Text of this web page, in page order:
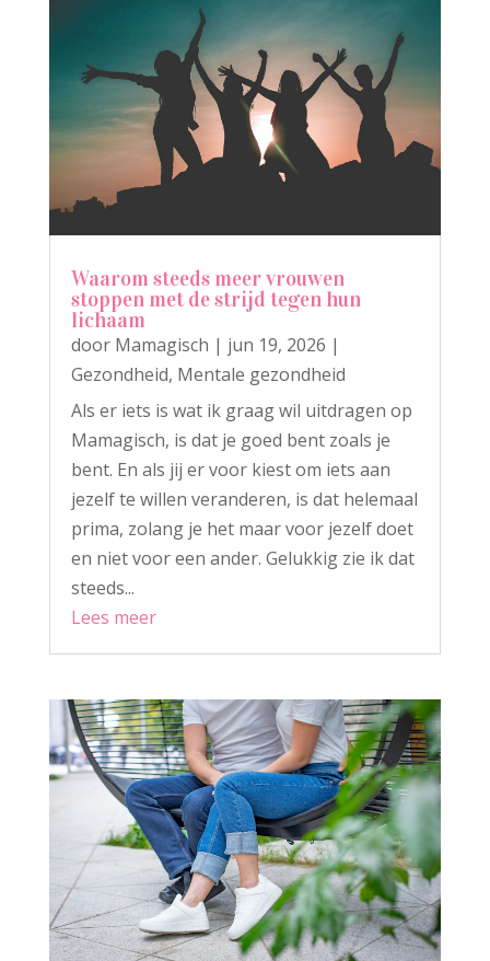
Waarom steeds meer vrouwen
stoppen met de strijd tegen hun
lichaam
door Mamagisch | jun 19, 2026 |
Gezondheid, Mentale gezondheid
Als er iets is wat ik graag wil uitdragen op
Mamagisch, is dat je goed bent zoals je
bent. En als jij er voor kiest om iets aan
jezelf te willen veranderen, is dat helemaal
prima, zolang je het maar voor jezelf doet
en niet voor een ander. Gelukkig zie ik dat
steeds...
Lees meer